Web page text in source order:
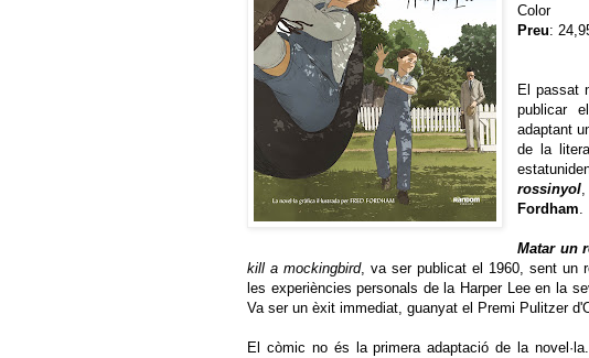
Color
Preu:
El passat
publicar
adaptant
de la
rossinyol
Fordham.
Matar un
kill a mockingbird, va ser publicat el 1960, sent un
les experiències personals de la Harper Lee en la
Va ser un èxit immediat, guanyat el Premi Pulitzer
El còmic no és la primera adaptació de la